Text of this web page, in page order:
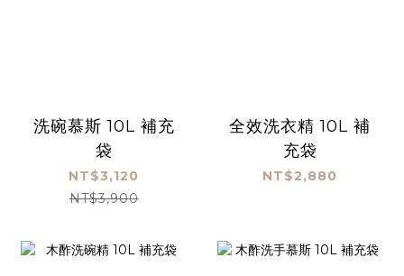
洗碗慕斯 10L 補充
袋
NT$3,120
NT$3,900
全效洗衣精 10L 補
充袋
NT$2,880